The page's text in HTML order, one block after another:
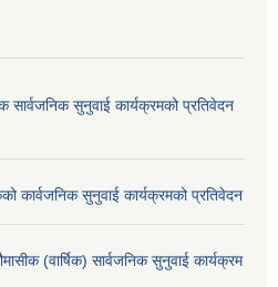
सार्वजनिक सुनुवाई कार्यक्रमको प्रतिवेदन
कार्वजनिक सुनुवाई कार्यक्रमको प्रतिवेदन
(वार्षिक) सार्वजनिक सुनुवाई कार्यक्रम